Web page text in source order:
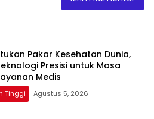
Pakar Kesehatan Dunia,
Presisi untuk Masa
Medis
Tinggi Agustus 5, 2026